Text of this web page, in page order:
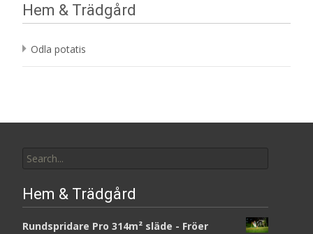
Hem & Trädgård
Odla potatis
for:
Hem & Trädgård
Rundspridare Pro 314m² släde - Fröer